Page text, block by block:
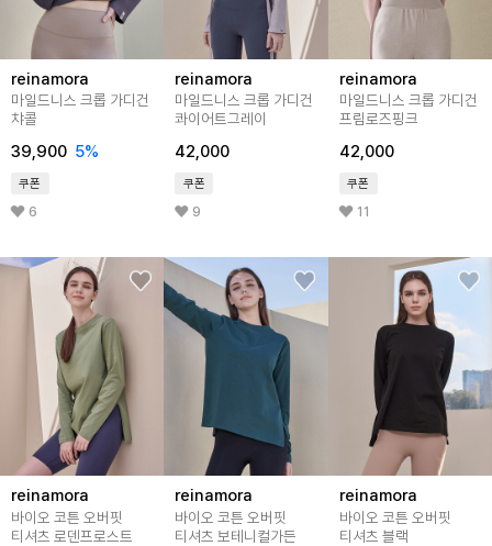
reinamora
마일드니스 크롭 가디건
챠콜
39,900 5%
쿠폰
6
reinamora
마일드니스 크롭 가디건
콰이어트그레이
42,000
쿠폰
9
reinamora
마일드니스 크롭 가디건
프림로즈핑크
42,000
쿠폰
11
reinamora
바이오 코튼 오버핏
티셔츠 로덴프로스트
reinamora
바이오 코튼 오버핏
티셔츠 보테니컬가든
reinamora
바이오 코튼 오버핏
티셔츠 블랙